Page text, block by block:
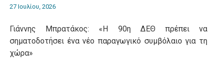
27 Ιουλίου, 2026
Γιάννης Μπρατάκος: «Η 90η ΔΕΘ πρέπει να
σηματοδοτήσει ένα νέο παραγωγικό συμβόλαιο για τη
χώρα»